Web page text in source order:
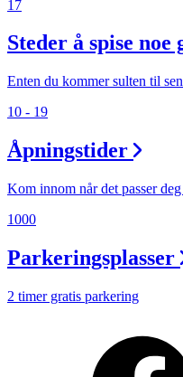
17
Steder å spise noe
Enten du kommer sulten til
10 - 19
Åpningstider
Kom innom når det passer deg
1000
Parkeringsplasser
2 timer gratis parkering